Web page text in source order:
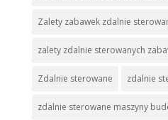
Zalety zabawek zdalnie
zalety zdalnie sterowanych
Zdalnie sterowane zdalnie
zdalnie sterowane maszyny